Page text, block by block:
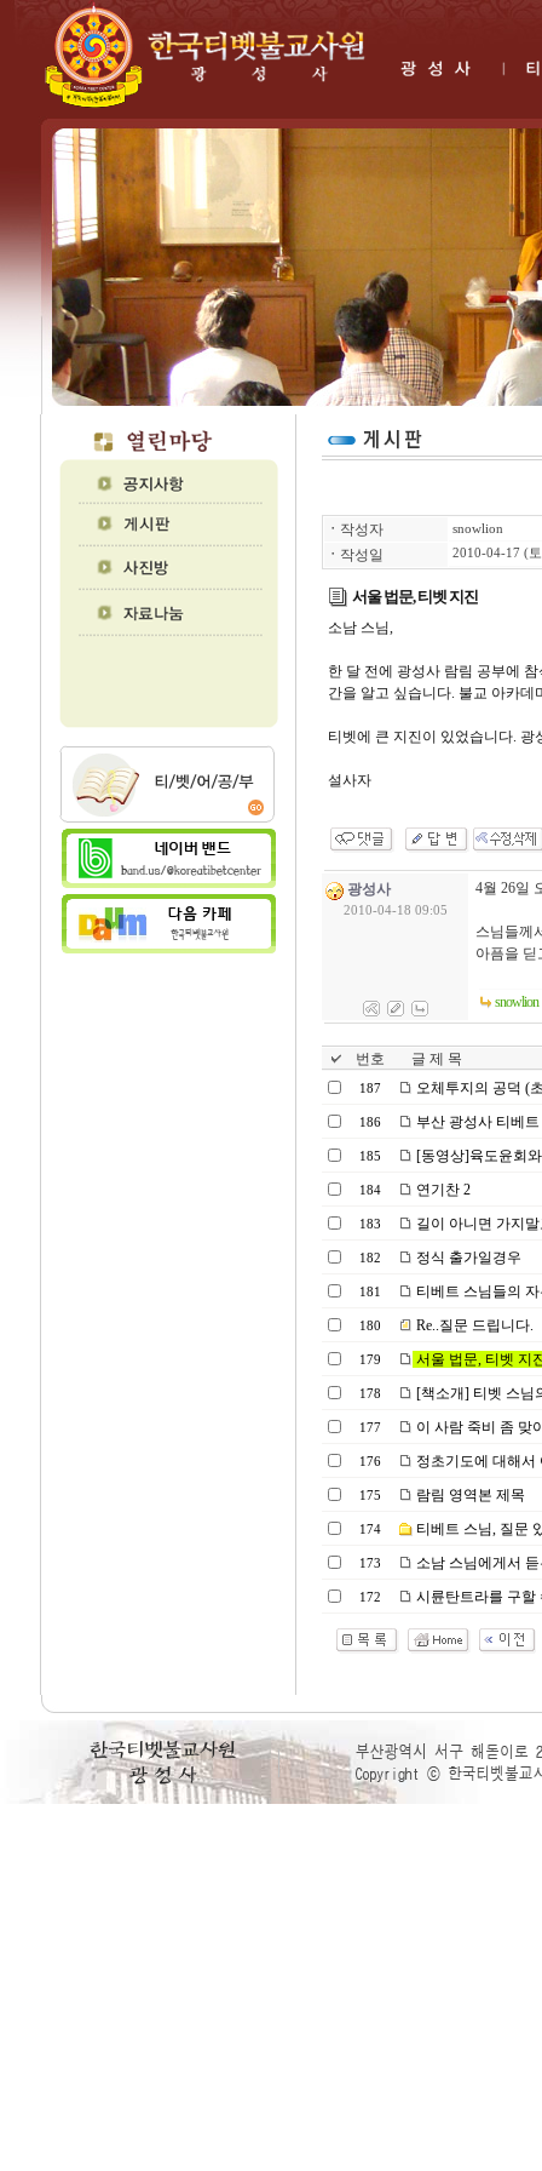
ㆍ 작성자 snowlion
ㆍ 작성일 2010-04-17 (
서울 법문, 티벳 지진
소남 스님,
한 달 전에 광성사 람림 공부에
간을 알고 싶습니다. 불교 아카
티벳에 큰 지진이 있었습니다.
설사자
광성사
2010-04-18 09:05
4월 26일
스님들께
아픔을 딛
snowlion
번호 글 제 목
187 오체투지의 공덕 (
186 부산 광성사 티베
185 [동영상]육도윤회
184 연기찬 2
183 길이 아니면 가지
182 정식 출가일경우
181 티베트 스님들의
180 Re..질문 드립니다.
179 서울 법문, 티벳 지
178 [책소개] 티벳 스님
177 이 사람 죽비 좀 맞
176 정초기도에 대해서
175 람림 영역본 제목
174 티베트 스님, 질문
173 소남 스님에게서
172 시륜탄트라를 구할